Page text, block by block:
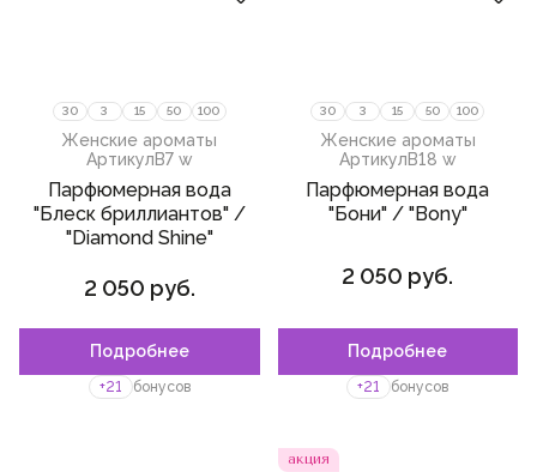
30 3 15 50 100
Женские ароматы
АртикулB7 w
Парфюмерная вода
"Блеск бриллиантов" /
"Diamond Shine"
2 050 руб.
Подробнее
+21 бонусов
30 3 15 50 100
Женские ароматы
АртикулB18 w
Парфюмерная вода
"Бони" / "Bony"
2 050 руб.
Подробнее
+21 бонусов
Пожалуйста,войдите
зарегистрируйтесь,
чтобы добавить товар в
акция
Пожалуйста,войдите
зарегистрируйтесь,
чтобы добавить товар в